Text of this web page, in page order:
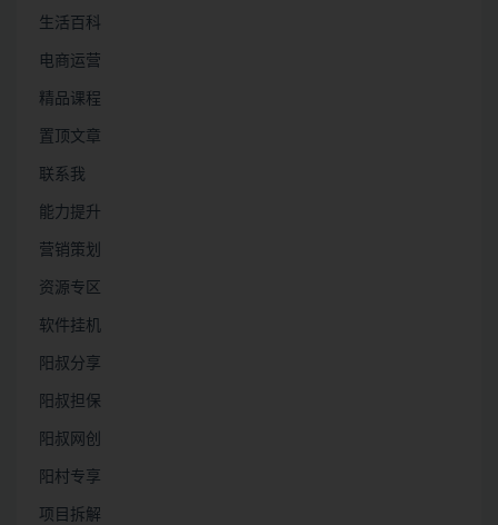
生活百科
电商运营
精品课程
置顶文章
联系我
能力提升
营销策划
资源专区
软件挂机
阳叔分享
阳叔担保
阳叔网创
阳村专享
项目拆解